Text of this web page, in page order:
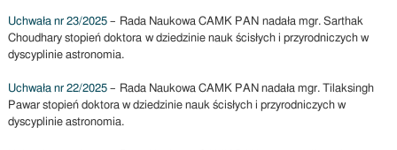
Uchwała nr 23/2025– Rada Naukowa CAMK PAN nadała mgr. Sarthak
Choudhary stopień doktora w dziedzinie nauk ścisłych i przyrodniczych w
dyscyplinie astronomia.
Uchwała nr 22/2025– Rada Naukowa CAMK PAN nadała mgr. Tilaksingh
Pawar stopień doktora w dziedzinie nauk ścisłych i przyrodniczych w
dyscyplinie astronomia.